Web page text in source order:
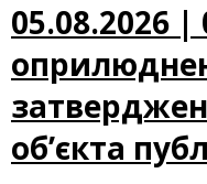
05.08.2026
об’єкта